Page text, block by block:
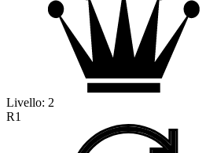
Livello: 2
R1